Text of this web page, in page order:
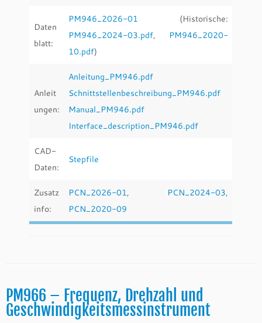
Daten
blatt:
PM946_2026-01 (Historische:
PM946_2024-03.pdf,
PM946_2020-
10.pdf)
Anleit
ungen:
Anleitung_PM946.pdf
Schnittstellenbeschreibung_PM946.pdf
Manual_PM946.pdf
Interface_description_PM946.pdf
CAD-
Daten:
Stepfile
Zusatz
info:
PCN_2026-01, PCN_2024-03,
PCN_2020-09
PM966 – Frequenz, Drehzahl und
Geschwindigkeitsmessinstrument